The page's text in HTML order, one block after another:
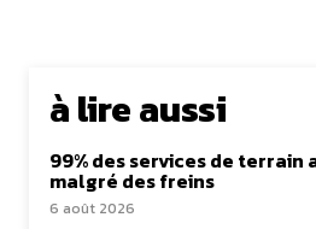
à lire aussi
99% des services de terrain
malgré des freins
6 août 2026